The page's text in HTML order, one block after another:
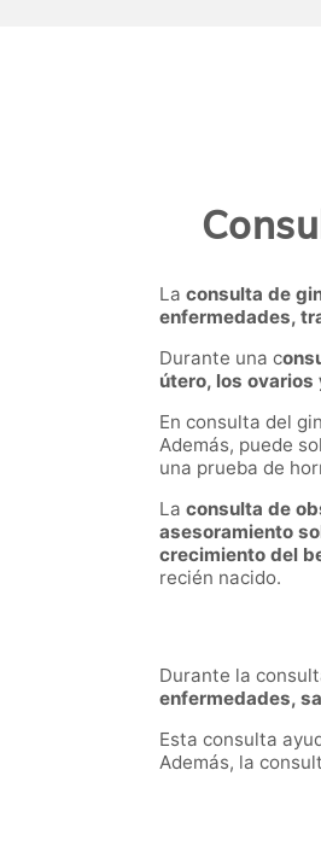
La consulta de
enfermedades,
Durante una c
útero, los
En consulta del
Además, puede
una prueba de
La consulta de
asesoramiento
crecimiento del
recién nacido.
Durante la
enfermedades,
Esta consulta
Además, la